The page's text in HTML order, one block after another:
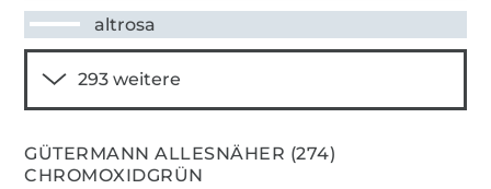
altrosa
GÜTERMANN ALLESNÄHER (274)
CHROMOXIDGRÜN